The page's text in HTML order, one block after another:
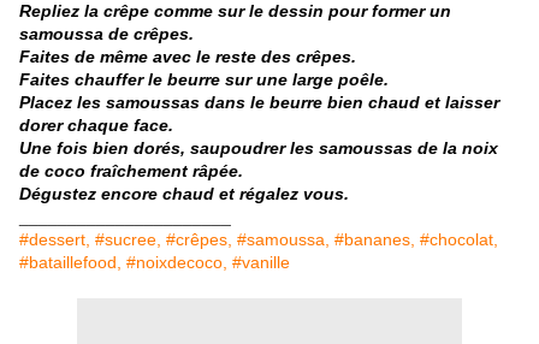
Repliez la crêpe comme sur le dessin pour former un
samoussa de crêpes.
Faites de même avec le reste des crêpes.
Faites chauffer le beurre sur une large poêle.
Placez les samoussas dans le beurre bien chaud et laisser
dorer chaque face.
Une fois bien dorés, saupoudrer les samoussas de la noix
de coco fraîchement râpée.
Dégustez encore chaud et régalez vous.
#dessert, #sucree, #crêpes, #samoussa, #bananes, #chocolat,
#bataillefood, #noixdecoco, #vanille